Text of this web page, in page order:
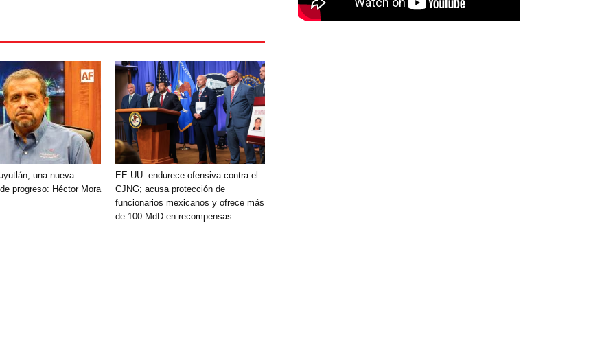
una nueva
progreso: Héctor Mora
EE.UU. endurece ofensiva contra el
CJNG; acusa protección de
funcionarios mexicanos y ofrece más
de 100 MdD en recompensas